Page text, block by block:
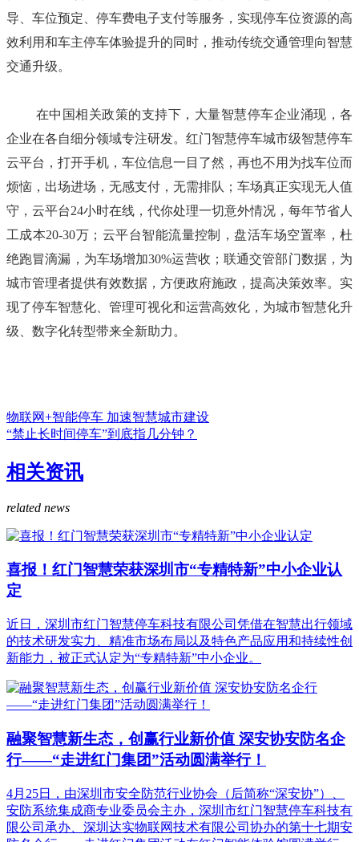
导、车位预定、停车费电子支付等服务，实现停车位资源的高
效利用和车主停车体验提升的同时，推动传统交通管理向智慧
交通升级。
在中国相关政策的支持下，大量智慧停车企业涌现，各
企业在各自细分领域专注研发。红门智慧停车城市级智慧停车
云平台，打开手机，车位信息一目了然，再也不用为找车位而
烦恼，出场进场，无感支付，无需排队； 车场真正实现无人值
守，云平台24小时在线，代你处理一切意外情况，每年节省人
工成本20-30万； 云平台智能流量控制，盘活车场空置率，杜
绝跑冒滴漏，为车场增加30%运营收；联通交管部门数据，为
城市管理者提供有效数据，方便政府施政，提高决策效率。实
现了停车智慧化、管理可视化和运营高效化，为城市智慧化升
级、数字化转型带来全新助力。
物联网+智能停车 加速智慧城市建设
“禁止长时间停车”到底指几分钟？
相关资讯
related news
喜报！红门智慧荣获深圳市“专精特新”中小企业认
定
近日，深圳市红门智慧停车科技有限公司凭借在智慧出行领域
的技术研发实力、精准市场布局以及特色产品应用和持续性创
新能力，被正式认定为“专精特新”中小企业。
融聚智慧新生态，创赢行业新价值 深安协安防名企
行——“走进红门集团”活动圆满举行！
4月25日，由深圳市安全防范行业协会（后简称“深安协”）、
安防系统集成商专业委员会主办，深圳市红门智慧停车科技有
限公司承办、深圳达实物联网技术有限公司协办的第十七期安